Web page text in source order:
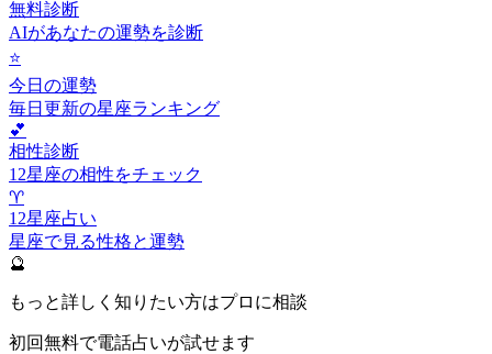
無料診断
AIがあなたの運勢を診断
⭐
今日の運勢
毎日更新の星座ランキング
💕
相性診断
12星座の相性をチェック
♈
12星座占い
星座で見る性格と運勢
🔮
もっと詳しく知りたい方はプロに相談
初回無料で電話占いが試せます